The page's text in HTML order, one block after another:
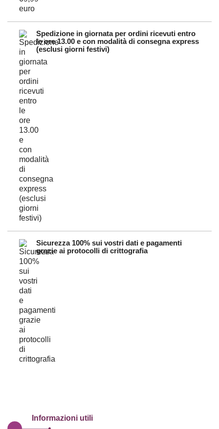
Spedizione in giornata per ordini ricevuti entro
le ore 13.00 e con modalità di consegna express
(esclusi giorni festivi)
Sicurezza 100% sui vostri dati e pagamenti
grazie ai protocolli di crittografia
Informazioni utili